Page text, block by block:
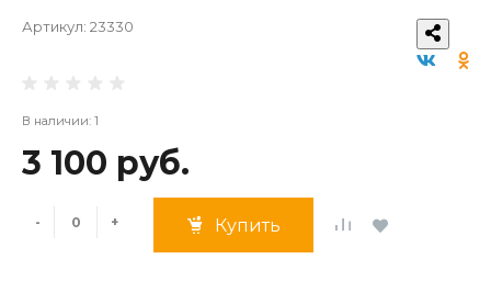
Артикул: 23330
В наличии: 1
3 100 руб.
- + Купить